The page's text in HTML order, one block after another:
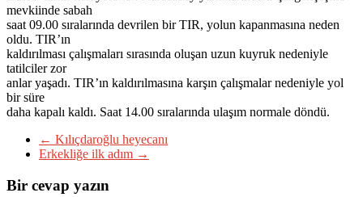
mevkiinde sabah
saat 09.00 sıralarında devrilen bir TIR, yolun kapanmasına neden
oldu. TIR’ın
kaldırılması çalışmaları sırasında oluşan uzun kuyruk nedeniyle
tatilciler zor
anlar yaşadı. TIR’ın kaldırılmasına karşın çalışmalar nedeniyle yol
bir süre
daha kapalı kaldı. Saat 14.00 sıralarında ulaşım normale döndü.
← Kılıçdaroğlu heyecanı
Erkekliğe ilk adım →
Bir cevap yazın